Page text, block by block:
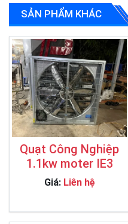
SẢN PHẨM KHÁC
Quạt Công Nghiệp
1.1kw moter IE3
Giá: Liên hệ